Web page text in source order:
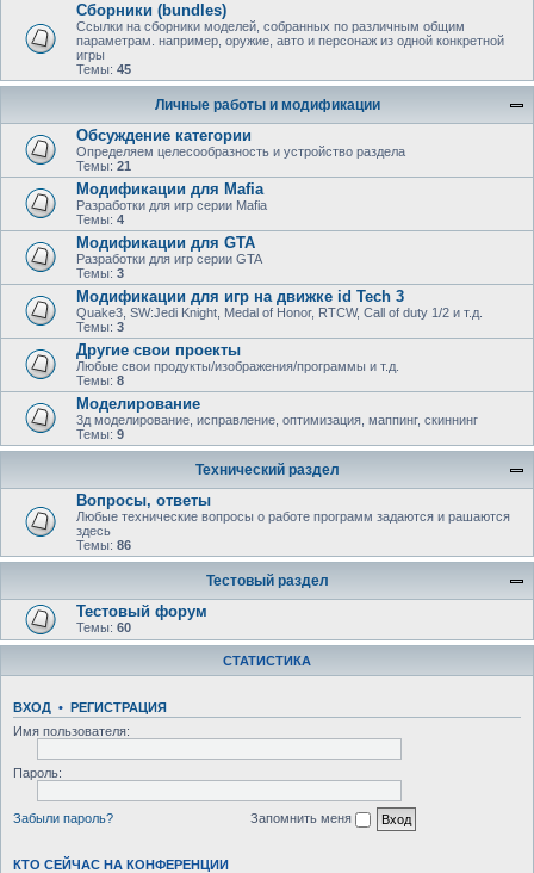
Сборники (bundles)
Ссылки на сборники моделей, собранных по различным общим
параметрам. например, оружие, авто и персонаж из одной конкретной
игры
Темы: 45
Личные работы и модификации
Обсуждение категории
Определяем целесообразность и устройство раздела
Темы: 21
Модификации для Mafia
Разработки для игр серии Mafia
Темы: 4
Модификации для GTA
Разработки для игр серии GTA
Темы: 3
Модификации для игр на движке id Tech 3
Quake3, SW:Jedi Knight, Medal of Honor, RTCW, Call of duty 1/2 и т.д.
Темы: 3
Другие свои проекты
Любые свои продукты/изображения/программы и т.д.
Темы: 8
Моделирование
3д моделирование, исправление, оптимизация, маппинг, скиннинг
Темы: 9
Технический раздел
Вопросы, ответы
Любыe технические вопросы о работе программ задаются и рашаются
здесь
Темы: 86
Тестовый раздел
Тестовый форум
Темы: 60
СТАТИСТИКА
ВХОД • РЕГИСТРАЦИЯ
Имя пользователя:
Пароль:
Забыли пароль? Запомнить меня
КТО СЕЙЧАС НА КОНФЕРЕНЦИИ